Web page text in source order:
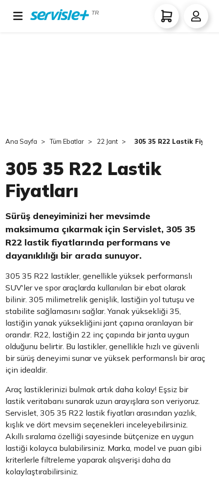
TR
Ana Sayfa Tüm Ebatlar 22 Jant 305 35 R22 Lastik
305 35 R22 Lastik
Fiyatları
Sürüş deneyiminizi her mevsimde
maksimuma çıkarmak için Servislet, 305 35
R22 lastik fiyatlarında performans ve
dayanıklılığı bir arada sunuyor.
305 35 R22 lastikler, genellikle yüksek performanslı
SUV'ler ve spor araçlarda kullanılan bir ebat olarak
bilinir. 305 milimetrelik genişlik, lastiğin yol tutuşu ve
stabilite sağlamasını sağlar. Yanak yüksekliği 35,
lastiğin yanak yüksekliğini jant çapına oranlayan bir
orandır. R22, lastiğin 22 inç çapında bir janta uygun
olduğunu belirtir. Bu lastikler, genellikle hızlı ve güvenli
bir sürüş deneyimi sunar ve yüksek performanslı bir araç
için idealdir.
Araç lastiklerinizi bulmak artık daha kolay! Eşsiz bir
lastik veritabanı sunarak uzun arayışlara son veriyoruz.
Servislet, 305 35 R22 lastik fiyatları arasından yazlık,
kışlık ve dört mevsim seçenekleri inceleyebilirsiniz.
Akıllı sıralama özelliği sayesinde bütçenize en uygun
lastiği kolayca bulabilirsiniz. Marka, model ve puan gibi
kriterlerle filtreleme yaparak alışverişi daha da
kolaylaştırabilirsiniz.